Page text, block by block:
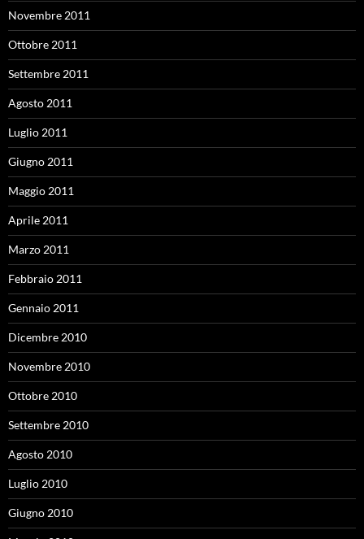
Novembre 2011
Ottobre 2011
Settembre 2011
Agosto 2011
Luglio 2011
Giugno 2011
Maggio 2011
Aprile 2011
Marzo 2011
Febbraio 2011
Gennaio 2011
Dicembre 2010
Novembre 2010
Ottobre 2010
Settembre 2010
Agosto 2010
Luglio 2010
Giugno 2010